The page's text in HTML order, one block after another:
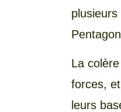
La
forces,
leurs